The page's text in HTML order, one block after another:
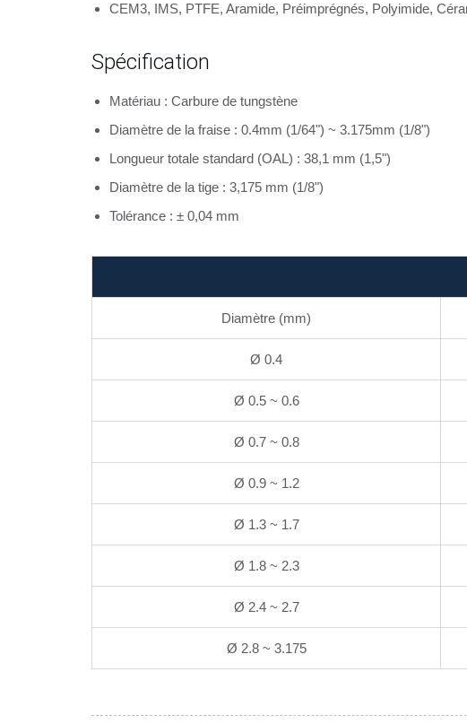
CEM3, IMS, PTFE, Aramide, Préimprégnés, Polyimide,
Spécification
Matériau : Carbure de tungstène
Diamètre de la fraise : 0.4mm (1/64") ~ 3.175mm (1/8")
Longueur totale standard (OAL) : 38,1 mm (1,5")
Diamètre de la tige : 3,175 mm (1/8")
Tolérance : ± 0,04 mm
Diamètre (mm)
Ø 0.4
Ø 0.5 ~ 0.6
Ø 0.7 ~ 0.8
Ø 0.9 ~ 1.2
Ø 1.3 ~ 1.7
Ø 1.8 ~ 2.3
Ø 2.4 ~ 2.7
Ø 2.8 ~ 3.175